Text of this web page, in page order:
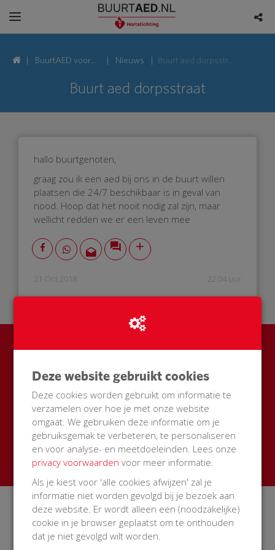
BuurtAED voor
Dorpsstraat,
Nieuws Buurt aed dorpsstraat
Buurt aed dorpsstraat
hallo buurtgenoten,
graag zou ik een aed bij ons in de buurt willen
plaatsen die 24/7 beschikbaar is in geval van
nood. Hoop dat het nooit nodig zal zijn, maar
wellicht redden we er een leven mee
21 Oct 2018 22:04 uur
straat?
Zamel met je buren geld in voor een AED + buitenkast
met korting
Start een actie
Over BuurtAED
Op BuurtAED.nl haal je in 30 dagen met je buurt geld op
Deze website gebruikt cookies
Deze cookies worden gebruikt om informatie te
verzamelen over hoe je met onze website
omgaat. We gebruiken deze informatie om je
gebruiksgemak te verbeteren, te personaliseren
en voor analyse- en meetdoeleinden. Lees onze
privacy voorwaarden voor meer informatie.
Als je kiest voor 'alle cookies afwijzen' zal je
informatie niet worden gevolgd bij je bezoek aan
deze website. Er wordt alleen een (noodzakelijke)
cookie in je browser geplaatst om te onthouden
dat je niet gevolgd wilt worden.